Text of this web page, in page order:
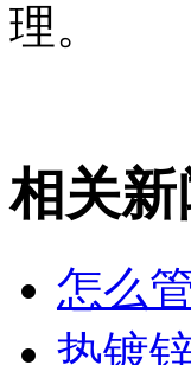
理。
相关新
怎么
热镀